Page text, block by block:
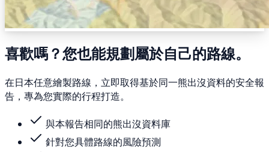
喜歡嗎？您也能規劃屬於自己的路線。
在日本任意繪製路線，立即取得基於同一熊出沒資料的安全報
告，專為您實際的行程打造。
與本報告相同的熊出沒資料庫
針對您具體路線的風險預測